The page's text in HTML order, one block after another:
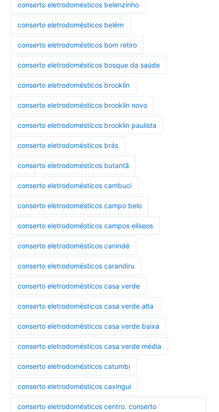
conserto eletrodomésticos belenzinho
conserto eletrodomésticos belém
conserto eletrodomésticos bom retiro
conserto eletrodomésticos bosque da saúde
conserto eletrodomésticos brooklin
conserto eletrodomésticos brooklin novo
conserto eletrodomésticos brooklin paulista
conserto eletrodomésticos brás
conserto eletrodomésticos butantã
conserto eletrodomésticos cambuci
conserto eletrodomésticos campo belo
conserto eletrodomésticos campos elíseos
conserto eletrodomésticos canindé
conserto eletrodomésticos carandiru
conserto eletrodomésticos casa verde
conserto eletrodomésticos casa verde alta
conserto eletrodomésticos casa verde baixa
conserto eletrodomésticos casa verde média
conserto eletrodomésticos catumbi
conserto eletrodomésticos caxingui
conserto eletrodomésticos centro. conserto